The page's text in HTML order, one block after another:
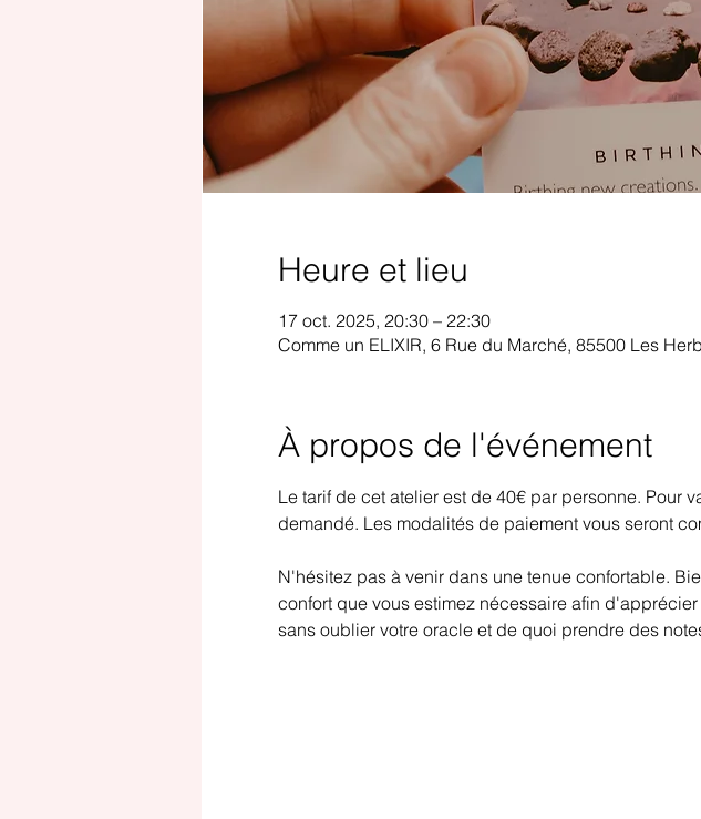
Heure et lieu
17 oct. 2025, 20:30 – 22:30
Comme un ELIXIR, 6 Rue du Marché, 85500 Les
À propos de l'événement
Le tarif de cet atelier est de 40€ par personne. Pour
demandé. Les modalités de paiement vous seront
N'hésitez pas à venir dans une tenue confortable.
confort que vous estimez nécessaire afin
sans oublier votre oracle et de quoi prendre des